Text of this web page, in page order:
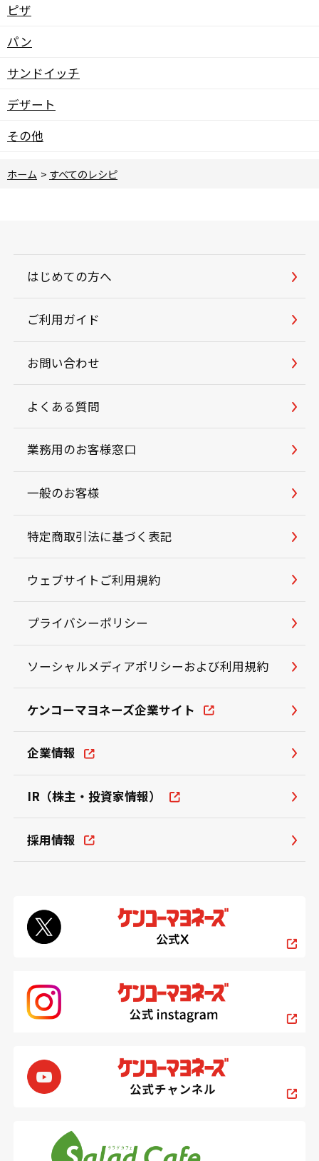
ピザ
パン
サンドイッチ
デザート
その他
ホーム > すべてのレシピ
はじめての方へ
ご利用ガイド
お問い合わせ
よくある質問
業務用のお客様窓口
一般のお客様
特定商取引法に基づく表記
ウェブサイトご利用規約
プライバシーポリシー
ソーシャルメディアポリシーおよび利用規約
ケンコーマヨネーズ企業サイト
企業情報
IR（株主・投資家情報）
採用情報